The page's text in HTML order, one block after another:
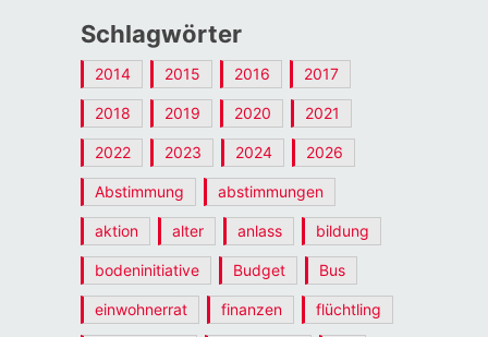
Schlagwörter
2014 2015 2016 2017
2018 2019 2020 2021
2022 2023 2024 2026
Abstimmung abstimmungen
aktion alter anlass bildung
bodeninitiative Budget Bus
einwohnerrat finanzen flüchtling